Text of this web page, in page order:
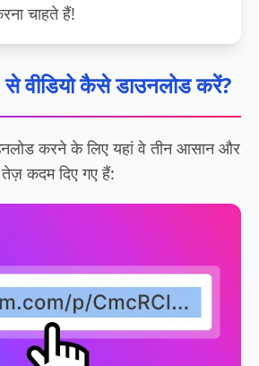
चाहते हैं!
कैसे डाउनलोड करें?
करने के लिए यहां वे तीन आसान और
तेज़ कदम दिए गए हैं: